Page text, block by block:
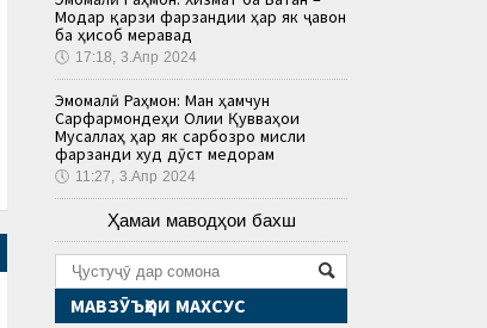
Модар қарзи фарзандии ҳар як ҷавон
ба ҳисоб меравад
🕔 17:18, 3.Апр 2024
Эмомалӣ Раҳмон: Ман ҳамчун
Сарфармондеҳи Олии Қувваҳои
Мусаллаҳ ҳар як сарбозро мисли
фарзанди худ дӯст медорам
🕔 11:27, 3.Апр 2024
Ҳамаи маводҳои бахш
МАВЗӮЪҲОИ МАХСУС